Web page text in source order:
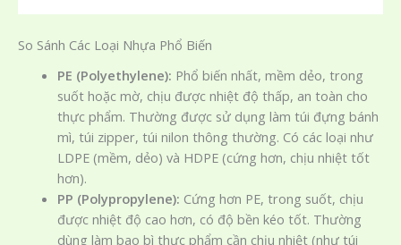
So Sánh Các Loại Nhựa Phổ Biến
PE (Polyethylene): Phổ biến nhất, mềm dẻo, trong
suốt hoặc mờ, chịu được nhiệt độ thấp, an toàn cho
thực phẩm. Thường được sử dụng làm túi đựng bánh
mì, túi zipper, túi nilon thông thường. Có các loại như
LDPE (mềm, dẻo) và HDPE (cứng hơn, chịu nhiệt tốt
hơn).
PP (Polypropylene): Cứng hơn PE, trong suốt, chịu
được nhiệt độ cao hơn, có độ bền kéo tốt. Thường
dùng làm bao bì thực phẩm cần chịu nhiệt (như túi